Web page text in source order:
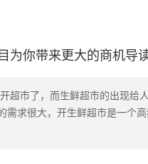
为你带来更大的商机导
超市了，而生鲜超市的出现
需求很大，开生鲜超市是一个